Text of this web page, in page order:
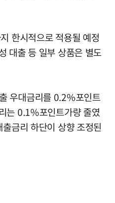
한시적으로 적용될 예정
대출 등 일부 상품은 별도
우대금리를 0.2%포인트
는 0.1%포인트가량 줄였
금리 하단이 상향 조정된